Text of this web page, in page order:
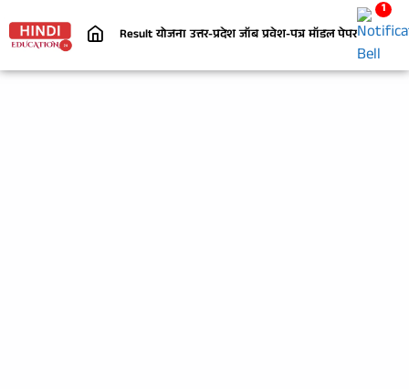
Result योजना उत्तर-प्रदेशजॉबप्रवेश-पत्रमॉडल पेपर निबंध
1